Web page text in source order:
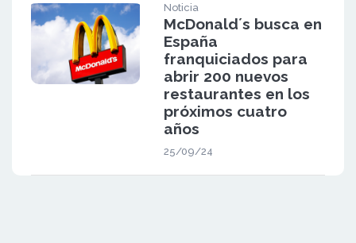
Noticia
McDonald´s busca en
España
franquiciados para
abrir 200 nuevos
restaurantes en los
próximos cuatro
años
25/09/24